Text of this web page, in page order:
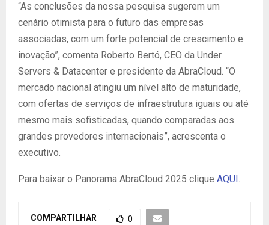
“As conclusões da nossa pesquisa sugerem um
cenário otimista para o futuro das empresas
associadas, com um forte potencial de crescimento e
inovação”, comenta Roberto Bertó, CEO da Under
Servers & Datacenter e presidente da AbraCloud. “O
mercado nacional atingiu um nível alto de maturidade,
com ofertas de serviços de infraestrutura iguais ou até
mesmo mais sofisticadas, quando comparadas aos
grandes provedores internacionais”, acrescenta o
executivo.
Para baixar o Panorama AbraCloud 2025 clique AQUI .
COMPARTILHAR 0